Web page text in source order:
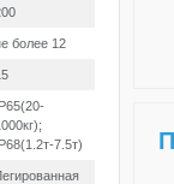
более 12
7.5т)